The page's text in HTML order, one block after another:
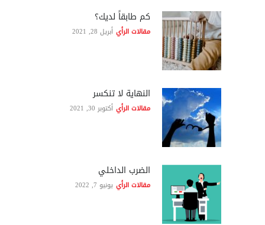
كم طابقاً لديك؟
مقالات الرأي أبريل 28, 2021
النهاية لا تنكسر
مقالات الرأي أكتوبر 30, 2021
الضرب الداخلي
مقالات الرأي يونيو 7, 2022